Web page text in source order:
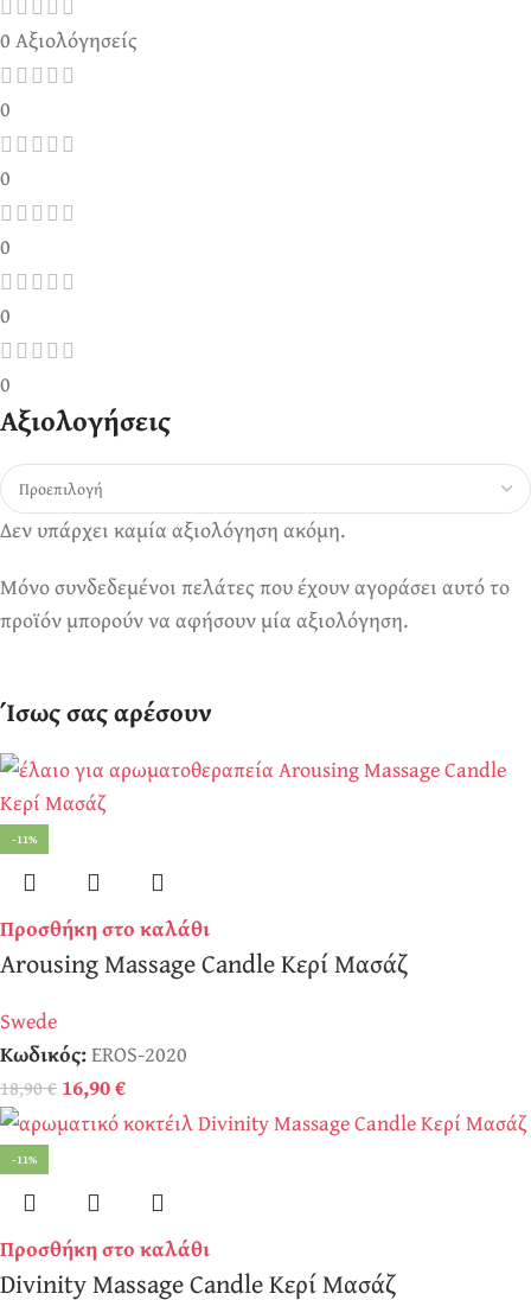
0 Αξιολόγησείς
0
0
0
0
0
Αξιολογήσεις
Δεν υπάρχει καμία αξιολόγηση ακόμη.
Μόνο συνδεδεμένοι πελάτες που έχουν αγοράσει αυτό το
προϊόν μπορούν να αφήσουν μία αξιολόγηση.
Ίσως σας αρέσουν
-11%
Προσθήκη στο καλάθι
Arousing Massage Candle Κερί Μασάζ
Swede
Κωδικός:EROS-2020
18,90€ 16,90€
-11%
Προσθήκη στο καλάθι
Divinity Massage Candle Κερί Μασάζ